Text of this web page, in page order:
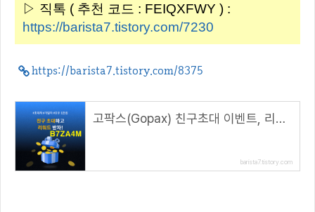
▷ 직톡 ( 추천 코드 : FEIQXFWY ) :
https://barista7.tistory.com/7230
https://barista7.tistory.com/8375
고팍스(Gopax) 친구초대 이벤트, 리워드 1만원 지급( 추천코드 : B7ZA4M )
barista7.tistory.com